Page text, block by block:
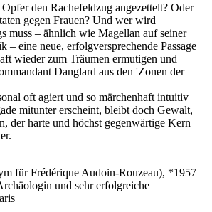
den Rachefeldzug angezettelt? Oder
gegen Frauen? Und wer wird
muss – ähnlich wie Magellan auf seiner
– eine neue, erfolgversprechende Passage
wieder zum Träumen ermutigen und
Danglard aus den 'Zonen der
oft agiert und so märchenhaft intuitiv
mitunter erscheint, bleibt doch Gewalt,
der harte und höchst gegenwärtige Kern
für Frédérique Audoin-Rouzeau), *1957
und sehr erfolgreiche